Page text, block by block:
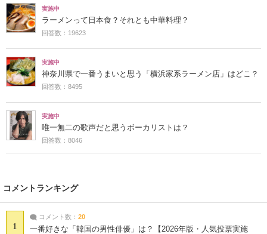
実施中
ラーメンって日本食？それとも中華料理？
回答数：19623
実施中
神奈川県で一番うまいと思う「横浜家系ラーメン店」はどこ？
回答数：8495
実施中
唯一無二の歌声だと思うボーカリストは？
回答数：8046
コメントランキング
1
コメント数： 20
一番好きな「韓国の男性俳優」は？【2026年版・人気投票実施